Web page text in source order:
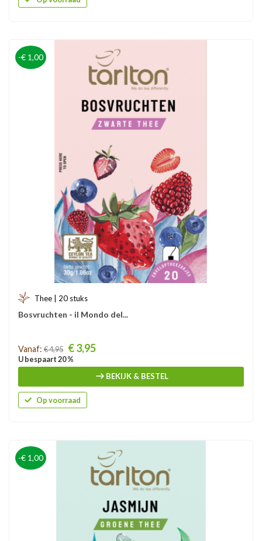
-€ 1,00
Thee | 20 stuks
Bosvruchten - il Mondo del...
Prijs
Vanaf: € 4,95 € 3,95
U bespaart 20 %
BEKIJK & BESTEL
Op voorraad
-€ 1,00